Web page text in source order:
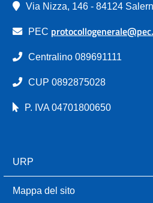
Via Nizza, 146 - 84124
PEC
Centralino 089691111
CUP 0892875028
P. IVA 04701800650
URP
Mappa del sito